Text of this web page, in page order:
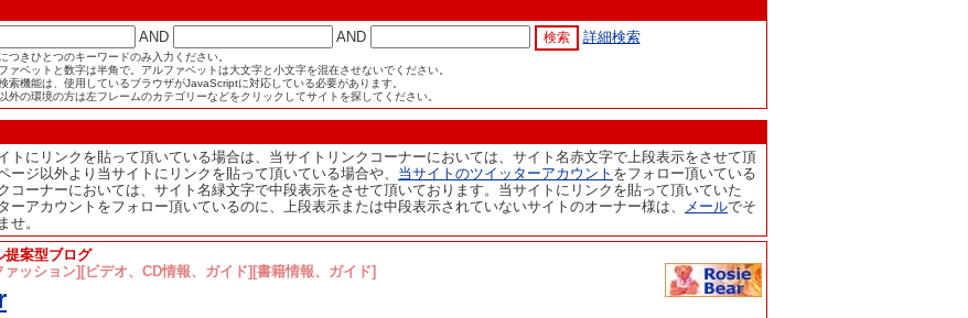
AND
AND 詳細検索
つきひとつのキーワードのみ入力ください。
ァベットと数字は半角で。アルファベットは大文字と小文字を混在させないでください。
索機能は、使用しているブラウザがJavaScriptに対応している必要があります。
外の環境の方は左フレームのカテゴリーなどをクリックしてサイトを探してください。
トにリンクを貼って頂いている場合は、当サイトリンクコーナーにおいては、サイト名赤文字で上段表示をさせて頂
ージ以外より当サイトにリンクを貼って頂いている場合や、 当サイトのツイッターアカウント をフォロー頂いている
コーナーにおいては、サイト名緑文字で中段表示をさせて頂いております。当サイトにリンクを貼って頂いていた
ーアカウントをフォロー頂いているのに、上段表示または中段表示されていないサイトのオーナー様は、
メールでそ
せ。
提案型ブログ
ッション][ビデオ、CD情報、ガイド][書籍情報、ガイド]